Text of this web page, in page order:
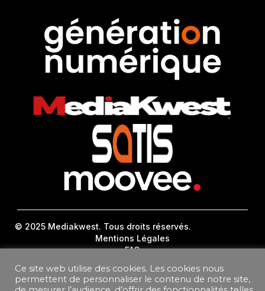
© 2025 Mediakwest. Tous droits réservés.
Mentions Légales
FAQ
Plan Du Site
Ce site web utilise des cookies. Les cookies nous
permettent de personnaliser le contenu de notre site,